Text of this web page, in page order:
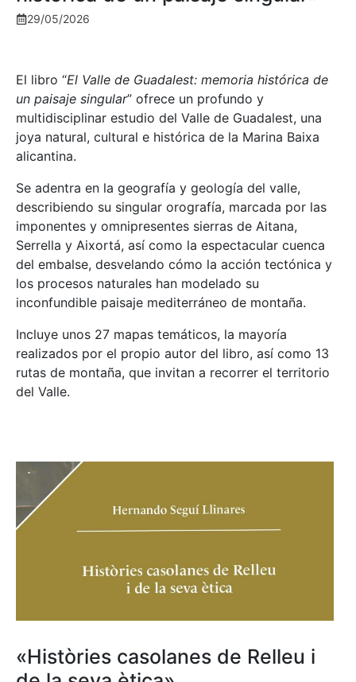
29/05/2026
El libro “El Valle de Guadalest: memoria histórica de
un paisaje singular” ofrece un profundo y
multidisciplinar estudio del Valle de Guadalest, una
joya natural, cultural e histórica de la Marina Baixa
alicantina.
Se adentra en la geografía y geología del valle,
describiendo su singular orografía, marcada por las
imponentes y omnipresentes sierras de Aitana,
Serrella y Aixortá, así como la espectacular cuenca
del embalse, desvelando cómo la acción tectónica y
los procesos naturales han modelado su
inconfundible paisaje mediterráneo de montaña.
Incluye unos 27 mapas temáticos, la mayoría
realizados por el propio autor del libro, así como 13
rutas de montaña, que invitan a recorrer el territorio
del Valle.
«Històries casolanes de Relleu i